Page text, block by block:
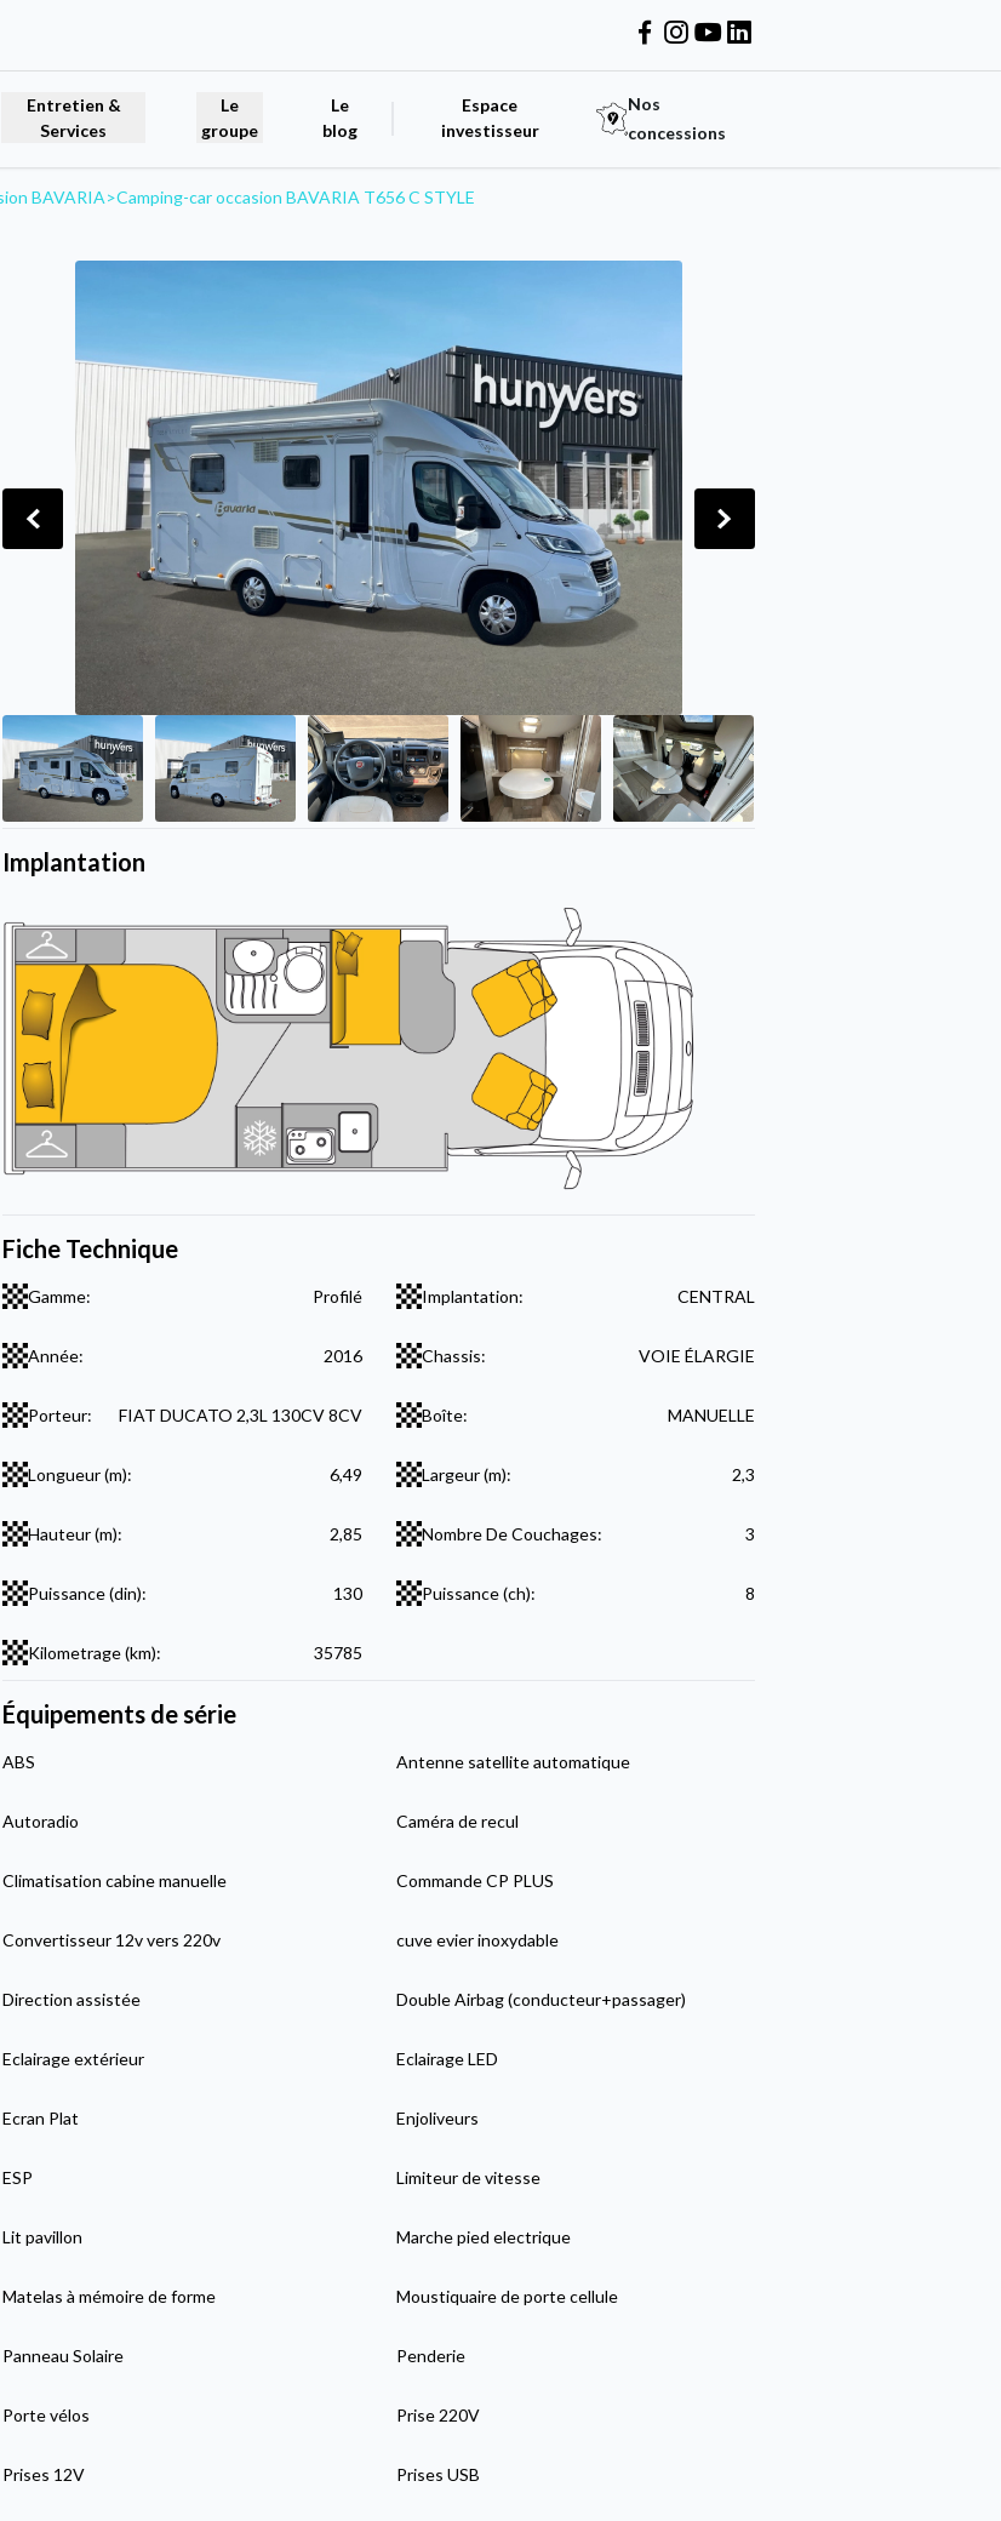
Entretien &
Services
Le
groupe
Le
blog
Espace
investisseur
Nos
concessions
BAVARIA>Camping-car occasion BAVARIA T656 C STYLE
Implantation
Fiche Technique
Gamme: Profilé Implantation: CENTRAL
Année: 2016 Chassis: VOIE ÉLARGIE
Porteur: FIAT DUCATO 2,3L 130CV 8CV Boîte: MANUELLE
Longueur (m): 6,49 Largeur (m): 2,3
Hauteur (m): 2,85 Nombre De Couchages: 3
Puissance (din): 130 Puissance (ch): 8
Kilometrage (km): 35785
Équipements de série
ABS Antenne satellite automatique
Autoradio Caméra de recul
Climatisation cabine manuelle Commande CP PLUS
Convertisseur 12v vers 220v cuve evier inoxydable
Direction assistée Double Airbag (conducteur+passager)
Eclairage extérieur Eclairage LED
Ecran Plat Enjoliveurs
ESP Limiteur de vitesse
Lit pavillon Marche pied electrique
Matelas à mémoire de forme Moustiquaire de porte cellule
Panneau Solaire Penderie
Porte vélos Prise 220V
Prises 12V Prises USB